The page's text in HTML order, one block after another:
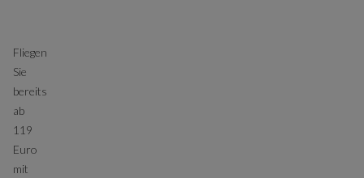
Fliegen
Sie
bereits
ab
119
Euro
mit